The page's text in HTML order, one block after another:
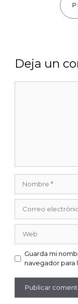
Deja un
Guarda mi
navegador para